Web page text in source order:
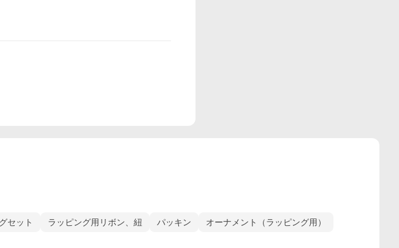
セット ラッピング用リボン、紐 パッキン オーナメント（ラッピング用）